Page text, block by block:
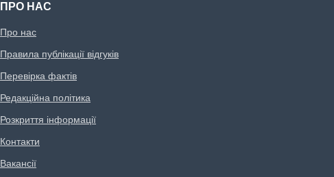
ПРО НАС
Про нас
Правила публікації відгуків
Перевірка фактів
Редакційна політика
Розкриття інформації
Контакти
Вакансії